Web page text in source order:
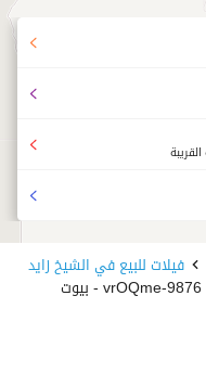
فيلات للبيع في الشيخ زايد
9876-vrOQme - بيوت